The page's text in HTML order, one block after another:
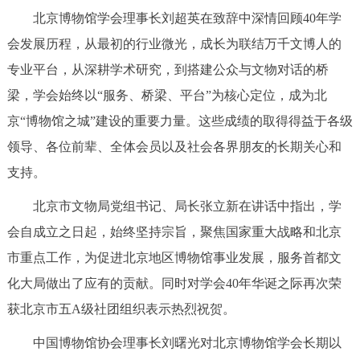
北京博物馆学会理事长刘超英在致辞中深情回顾40年学
会发展历程，从最初的行业微光，成长为联结万千文博人的
专业平台，从深耕学术研究，到搭建公众与文物对话的桥
梁，学会始终以“服务、桥梁、平台”为核心定位，成为北
京“博物馆之城”建设的重要力量。这些成绩的取得得益于各级
领导、各位前辈、全体会员以及社会各界朋友的长期关心和
支持。
北京市文物局党组书记、局长张立新在讲话中指出，学
会自成立之日起，始终坚持宗旨，聚焦国家重大战略和北京
市重点工作，为促进北京地区博物馆事业发展，服务首都文
化大局做出了应有的贡献。同时对学会40年华诞之际再次荣
获北京市五A级社团组织表示热烈祝贺。
中国博物馆协会理事长刘曙光对北京博物馆学会长期以